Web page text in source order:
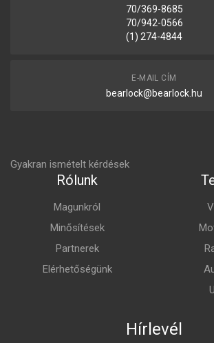
70/369-8685
70/942-0566
(1) 274-4844
E-MAIL CÍM
bearlock@bearlock.hu
Gyakran ismételt kérdések
Rólunk
Magunkról
Minősítések
Partnerek
Elérhetőségünk
Hírlevél